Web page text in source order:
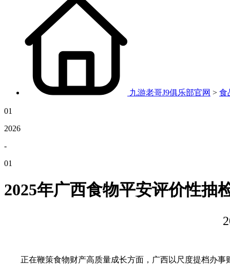
九游老哥J9俱乐部官网 > 食
01
2026
-
01
2025年广西食物平安评价性抽
正在鞭策食物财产高质量成长方面，广西以尺度提档办事